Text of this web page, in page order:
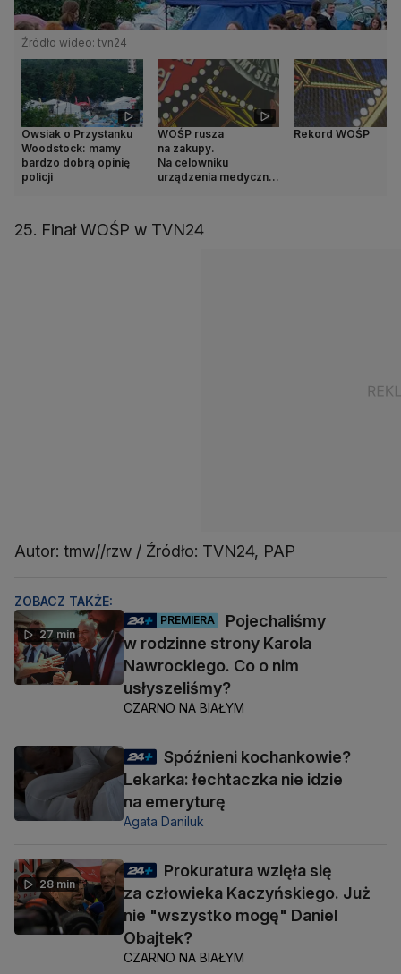
Źródło wideo: tvn24
Owsiak o Przystanku
Woodstock: mamy
bardzo dobrą opinię
policji
WOŚP rusza
na zakupy.
Na celowniku
urządzenia medyczne
Rekord WOŚP
25. Finał WOŚP w TVN24
Autor: tmw//rzw / Źródło: TVN24, PAP
ZOBACZ TAKŻE:
27 min
PREMIERA
Pojechaliśmy
w rodzinne strony Karola
Nawrockiego. Co o nim
usłyszeliśmy?
CZARNO NA BIAŁYM
Spóźnieni kochankowie?
Lekarka: łechtaczka nie idzie
na emeryturę
Agata Daniluk
28 min
Prokuratura wzięła się
za człowieka Kaczyńskiego. Już
nie "wszystko mogę" Daniel
Obajtek?
CZARNO NA BIAŁYM